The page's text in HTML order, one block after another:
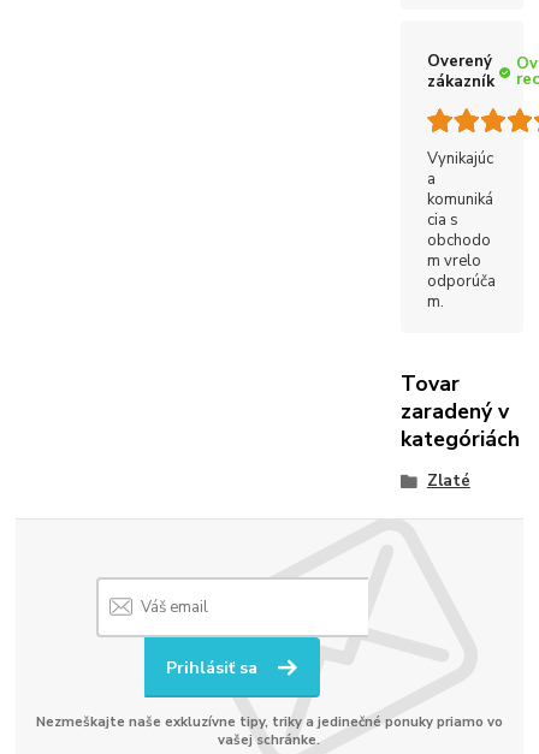
Overený
zákazník
Vynikajúc
a
komuniká
cia s
obchodo
m vrelo
odporúča
m.
Tovar
zaradený v
kategóriách
Zlaté
Prihlásiť sa
Nezmeškajte naše exkluzívne tipy, triky a jedinečné ponuky priamo vo
vašej schránke.